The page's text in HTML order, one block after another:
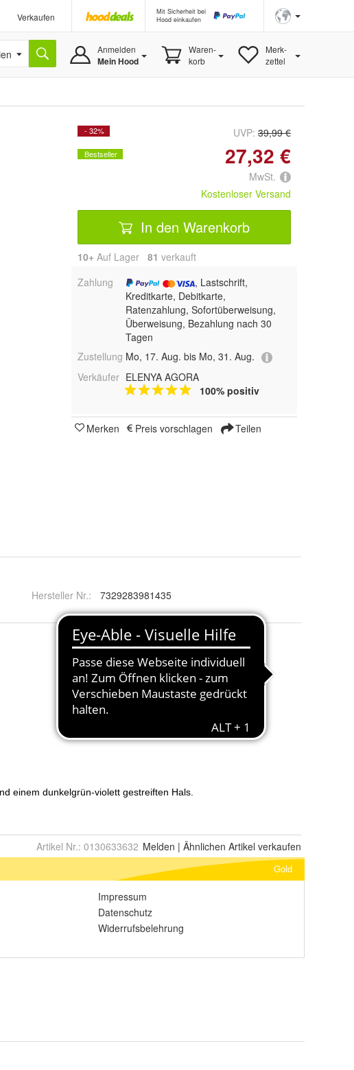
Verkaufen
Mit Sicherheit bei
Hood einkaufen
Anmelden
Mein Hood
Waren-
korb
Merk-
zettel
- 32% UVP: 39,99 €
Bestseller 27,32 €
MwSt.
Kostenloser Versand
In den Warenkorb
10+ Auf Lager 81 verkauft
Zahlung
, Lastschrift,
Kreditkarte, Debitkarte,
Ratenzahlung, Sofortüberweisung,
Überweisung, Bezahlung nach 30
Tagen
Zustellung Mo, 17. Aug. bis Mo, 31. Aug.
Verkäufer ELENYA AGORA
100% positiv
Merken Preis vorschlagen Teilen
Hersteller Nr.: 7329283981435
Artikel Nr.: 0130633632 Melden | Ähnlichen Artikel verkaufen
Gold
Impressum
Datenschutz
Widerrufsbelehrung